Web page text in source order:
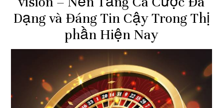
Dạng và Đáng Tin Cậy Trong Thị
phần Hiện Nay